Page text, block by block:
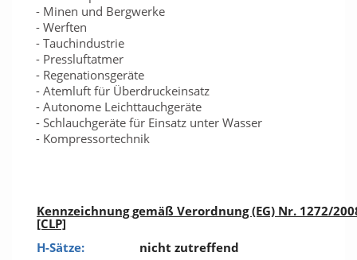
- Minen und Bergwerke
- Werften
- Tauchindustrie
- Pressluftatmer
- Regenationsgeräte
- Atemluft für Überdruckeinsatz
- Autonome Leichttauchgeräte
- Schlauchgeräte für Einsatz unter Wasser
- Kompressortechnik
Kennzeichnung gemäß Verordnung (EG) Nr. 1272/
[CLP]
H-Sätze:
nicht zutreffend